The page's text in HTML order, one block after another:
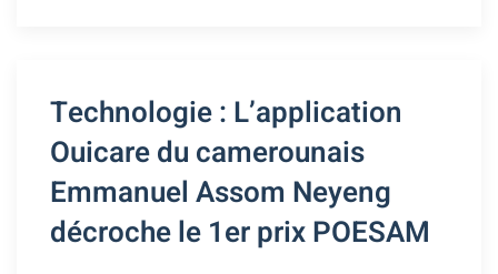
Technologie : L’application
Ouicare du camerounais
Emmanuel Assom Neyeng
décroche le 1er prix POESAM